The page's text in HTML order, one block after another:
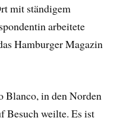
mit ständigem
arbeitete
Hamburger Magazin
Blanco, in den Norden
Besuch weilte. Es ist